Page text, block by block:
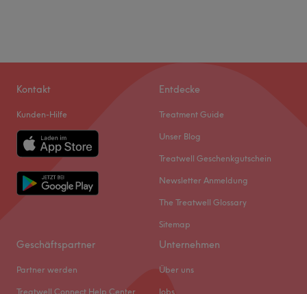
Kontakt
Kunden-Hilfe
Entdecke
Treatment Guide
Unser Blog
Treatwell Geschenkgutschein
Newsletter Anmeldung
The Treatwell Glossary
Sitemap
Geschäftspartner
Partner werden
Treatwell Connect Help Center
Unternehmen
Über uns
Jobs